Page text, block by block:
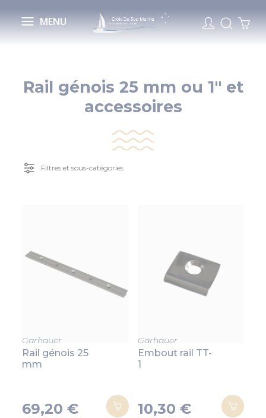
MENU
Rail génois 25 mm ou 1" et
accessoires
Filtres et sous-catégories
Garhauer
Rail génois 25
mm
69,20 €
Garhauer
Embout rail TT-
1
10,30 €